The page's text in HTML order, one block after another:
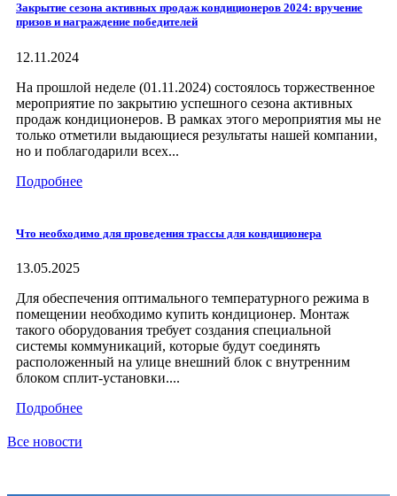
Закрытие сезона активных продаж кондиционеров 2024: вручение
призов и награждение победителей
12.11.2024
На прошлой неделе (01.11.2024) состоялось торжественное
мероприятие по закрытию успешного сезона активных
продаж кондиционеров. В рамках этого мероприятия мы не
только отметили выдающиеся результаты нашей компании,
но и поблагодарили всех...
Подробнее
Что необходимо для проведения трассы для кондиционера
13.05.2025
Для обеспечения оптимального температурного режима в
помещении необходимо купить кондиционер. Монтаж
такого оборудования требует создания специальной
системы коммуникаций, которые будут соединять
расположенный на улице внешний блок с внутренним
блоком сплит-установки....
Подробнее
Все новости